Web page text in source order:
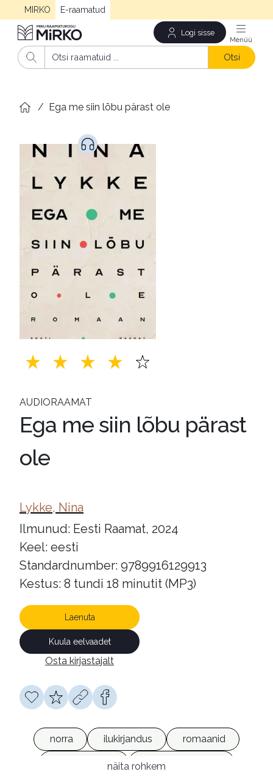
MIRKO E-raamatud
Logi sisse
Otsi
/ Ega me siin lõbu pärast ole
AUDIORAAMAT
Ega me siin lõbu pärast
ole
Lykke, Nina
Ilmunud: Eesti Raamat, 2024
Keel: eesti
Standardnumber: 9789916129913
Kestus: 8 tundi 18 minutit (MP3)
Laenuta
Kuula eelvaadet
Osta kirjastajalt
norra ilukirjandus
romaanid
heliraamatud
võrguväljaanded
näita rohkem